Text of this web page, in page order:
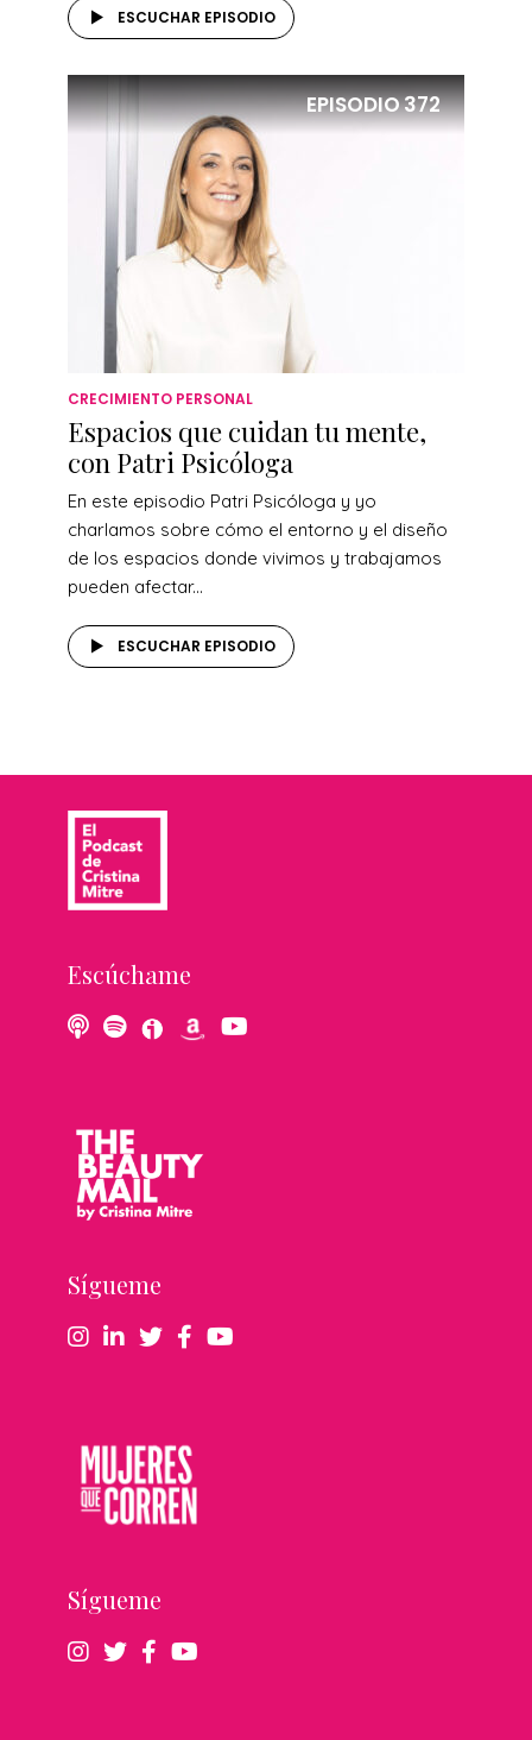
ESCUCHAR EPISODIO
EPISODIO372
CRECIMIENTO PERSONAL
Espacios que cuidan tu mente,
con Patri Psicóloga
En este episodio Patri Psicóloga y yo
charlamos sobre cómo el entorno y el diseño
de los espacios donde vivimos y trabajamos
pueden afectar...
ESCUCHAR EPISODIO
Escúchame
Sígueme
Sígueme